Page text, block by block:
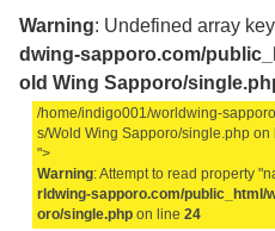
Warning: Undefined array
dwing-sapporo.com/
old Wing Sapporo/
/home/indigo001/worldwing-
s/Wold Wing Sapporo/single.php
">
Warning: Attempt to read property
rldwing-sapporo.com/public_html/
oro/single.php on line24